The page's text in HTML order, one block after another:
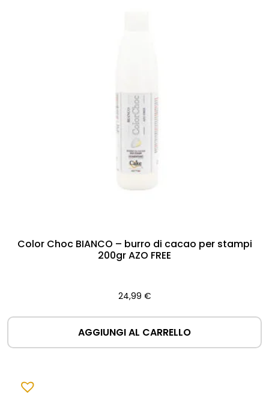
Color Choc BIANCO – burro di cacao per stampi
200gr AZO FREE
24,99 €
AGGIUNGI AL CARRELLO